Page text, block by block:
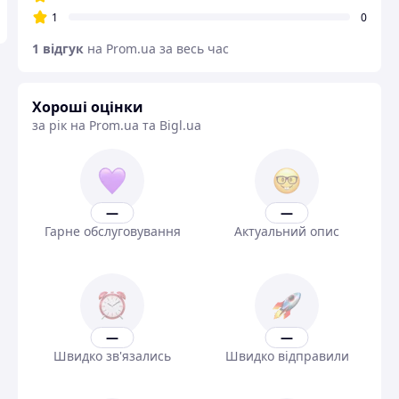
1
0
1 відгук на Prom.ua за весь час
Хороші оцінки
за рік на Prom.ua та Bigl.ua
—
Гарне обслуговування
—
Актуальний опис
—
Швидко зв'язались
—
Швидко відправили